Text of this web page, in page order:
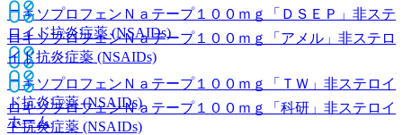
ロキソプロフェンＮａテープ１００ｍｇ「ＤＳＥＰ」 非ステ
ロイド抗炎症薬 (NSAIDs)
ロキソプロフェンＮａテープ１００ｍｇ「ＴＷ」 非ステロイ
ド抗炎症薬 (NSAIDs)
ホーム
ロキソプロフェンＮａテープ１００ｍｇ「アメル」 非ステロ
イド抗炎症薬 (NSAIDs)
ロキソプロフェンＮａテープ１００ｍｇ「科研」 非ステロイ
ド抗炎症薬 (NSAIDs)